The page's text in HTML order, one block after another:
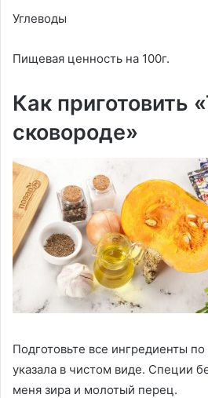
Углеводы
Пищевая ценность на 100г.
Как приготовить
сковороде»
Подготовьте все ингредиенты
указала в чистом виде. Специи
меня зира и молотый перец.